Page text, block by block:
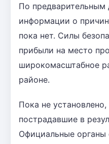
По предварительным
информации о
пока нет. Силы
прибыли на место
широкомасштабное
районе.
Пока не
пострадавшие в
Официальные органы